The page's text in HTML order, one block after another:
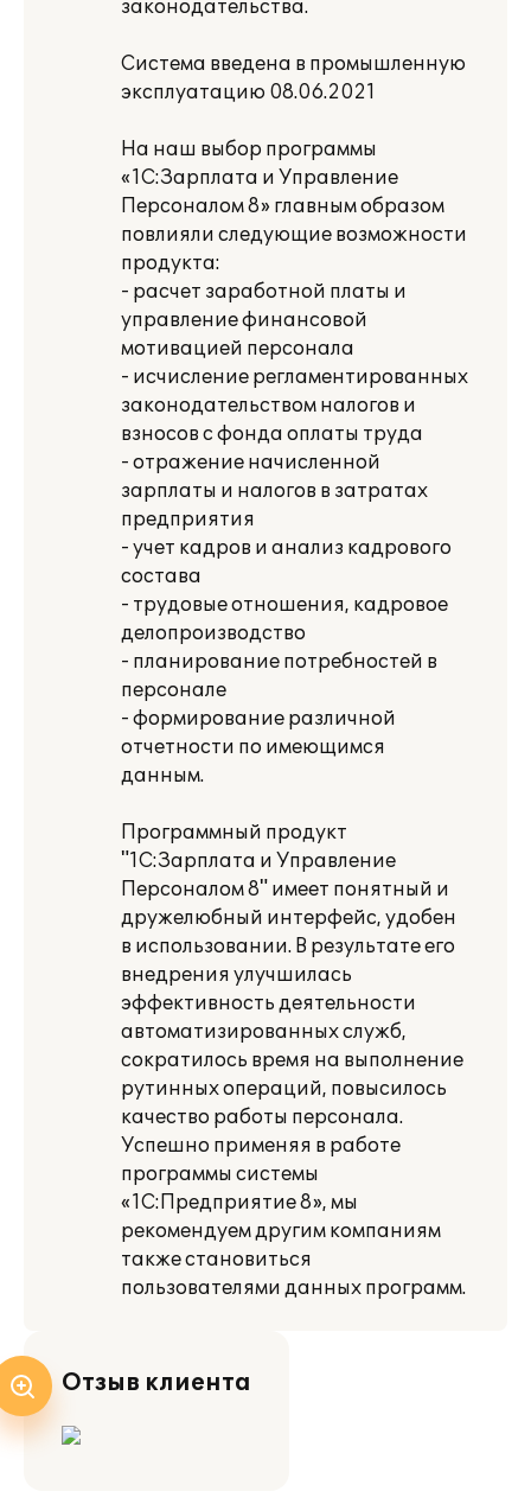
законодательства.
Система введена в промышленную
эксплуатацию 08.06.2021
На наш выбор программы
«1С:Зарплата и Управление
Персоналом 8» главным образом
повлияли следующие возможности
продукта:
- расчет заработной платы и
управление финансовой
мотивацией персонала
- исчисление регламентированных
законодательством налогов и
взносов с фонда оплаты труда
- отражение начисленной
зарплаты и налогов в затратах
предприятия
- учет кадров и анализ кадрового
состава
- трудовые отношения, кадровое
делопроизводство
- планирование потребностей в
персонале
- формирование различной
отчетности по имеющимся
данным.
Программный продукт
"1С:Зарплата и Управление
Персоналом 8" имеет понятный и
дружелюбный интерфейс, удобен
в использовании. В результате его
внедрения улучшилась
эффективность деятельности
автоматизированных служб,
сократилось время на выполнение
рутинных операций, повысилось
качество работы персонала.
Успешно применяя в работе
программы системы
«1С:Предприятие 8», мы
рекомендуем другим компаниям
также становиться
пользователями данных программ.
Отзыв клиента